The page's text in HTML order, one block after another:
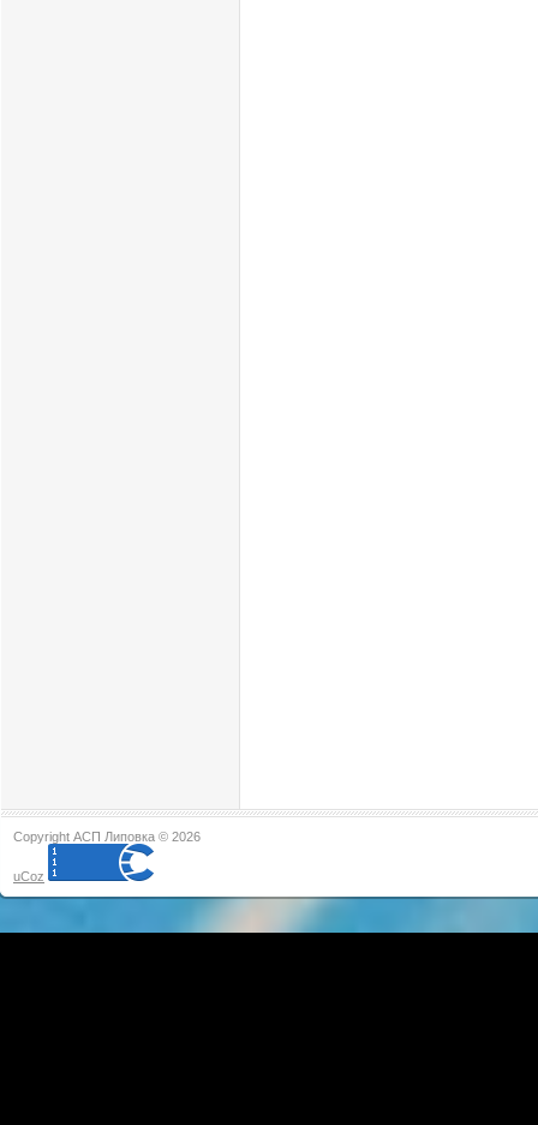
Copyright АСП Липовка © 2026
uCoz